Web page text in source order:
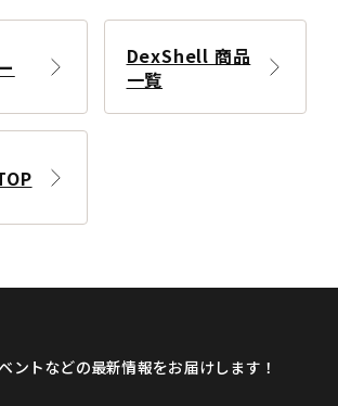
DexShell 商品
一覧
ントなどの最新情報をお届けします！